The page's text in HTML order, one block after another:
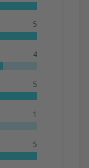
5
4
5
1
5